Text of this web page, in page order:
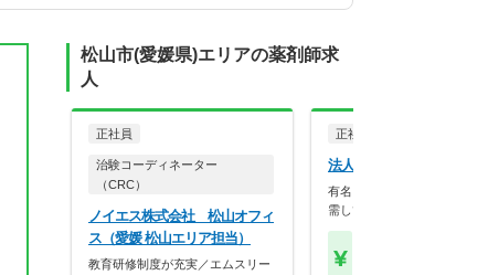
松山市(愛媛県)エリアの薬剤師求
人
正社員
治験コーディネーター
（CRC）
ノイエス株式会社 松山オフィ
ス（愛媛 松山エリア担当）
教育研修制度が充実／エムスリー
正社員
法人名非公開
有名ドクターの門前！複数科
需しています。